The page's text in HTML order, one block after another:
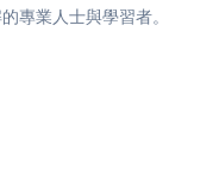
專業人士與學習者。